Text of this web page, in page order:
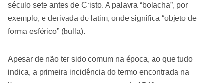
século sete antes de Cristo. A palavra “bolacha”, por
exemplo, é derivada do latim, onde significa “objeto de
forma esférico” (bulla).
Apesar de não ter sido comum na época, ao que tudo
indica, a primeira incidência do termo encontrada na